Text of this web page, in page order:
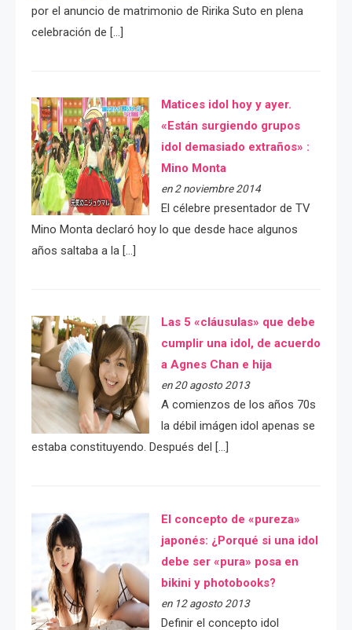
por el anuncio de matrimonio de Ririka Suto en plena
celebración de […]
Matices idol hoy y ayer.
«Están surgiendo grupos
idol demasiado extraños» :
Mino Monta
en 2 noviembre 2014
El célebre presentador de TV
Mino Monta declaró hoy lo que desde hace algunos
años saltaba a la […]
Las 5 «cláusulas» que debe
cumplir una idol, de acuerdo
a Agnes Chan e hija
en 20 agosto 2013
A comienzos de los años 70s
la débil imágen idol apenas se
estaba constituyendo. Después del […]
El concepto de «pureza»
japonés: ¿Porqué si una idol
debe ser «pura» posa en
bikini y photobooks?
en 12 agosto 2013
Definir el concepto idol